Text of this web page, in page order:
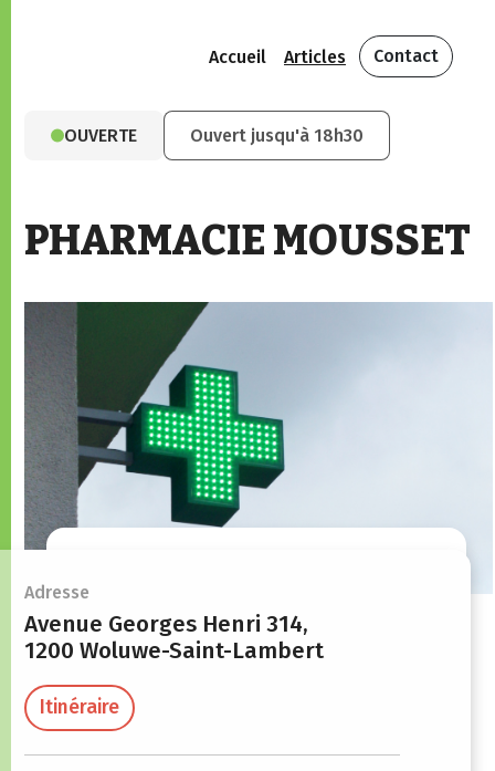
Accueil Articles Contact
OUVERTE Ouvert jusqu'à 18h30
Adresse
Avenue Georges Henri 314,
1200 Woluwe-Saint-Lambert
Itinéraire
PHARMACIE MOUSSET
Lundi 09:00 - 18:30
Mardi